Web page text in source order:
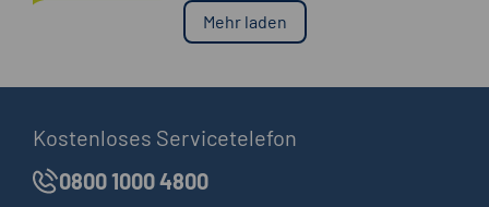
Mehr laden
Kostenloses Servicetelefon
0800 1000 4800